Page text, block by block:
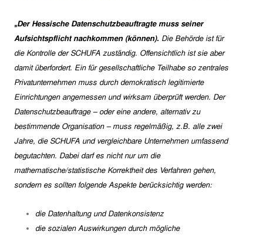
„Der Hessische Datenschutzbeauftragte muss seiner
Aufsichtspflicht nachkommen (können). Die Behörde ist für
die Kontrolle der SCHUFA zuständig. Offensichtlich ist sie aber
damit überfordert. Ein für gesellschaftliche Teilhabe so zentrales
Privatunternehmen muss durch demokratisch legitimierte
Einrichtungen angemessen und wirksam überprüft werden. Der
Datenschutzbeauftrage – oder eine andere, alternativ zu
bestimmende Organisation – muss regelmäßig, z.B. alle zwei
Jahre, die SCHUFA und vergleichbare Unternehmen umfassend
begutachten. Dabei darf es nicht nur um die
mathematische/statistische Korrektheit des Verfahren gehen,
sondern es sollten folgende Aspekte berücksichtig werden:
die Datenhaltung und Datenkonsistenz
die sozialen Auswirkungen durch mögliche